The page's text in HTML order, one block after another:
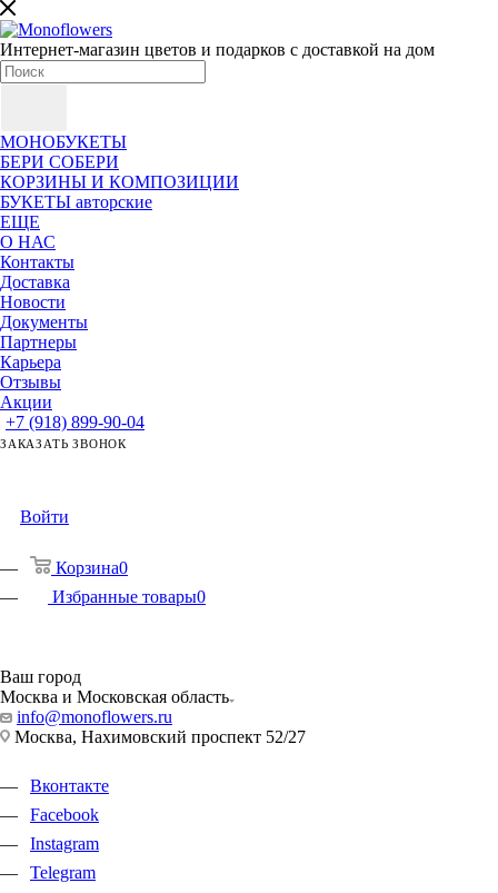
Интернет-магазин цветов и подарков с доставкой на дом
МОНОБУКЕТЫ
БЕРИ СОБЕРИ
КОРЗИНЫ И КОМПОЗИЦИИ
БУКЕТЫ авторские
ЕЩЕ
О НАС
Контакты
Доставка
Новости
Документы
Партнеры
Карьера
Отзывы
Акции
+7 (918) 899-90-04
ЗАКАЗАТЬ ЗВОНОК
Войти
Корзина0
Избранные товары0
Ваш город
Москва и Московская область
info@monoflowers.ru
Москва, Нахимовский проспект 52/27
Вконтакте
Facebook
Instagram
Telegram